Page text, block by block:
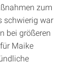
zum
schwierig war
bei größeren
Maike